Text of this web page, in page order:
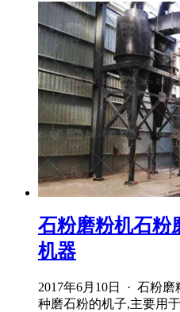
石粉磨粉机石粉
机器
2017年6月10日 · 石粉
种磨石粉的机子,主要用